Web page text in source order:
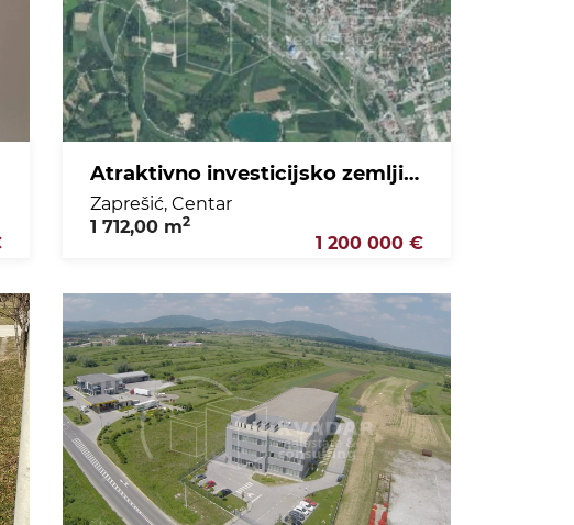
Atraktivno investicijsko zemljište u Zaprešiću
Zaprešić, Centar
1 712,00 m2
1 200 000 €